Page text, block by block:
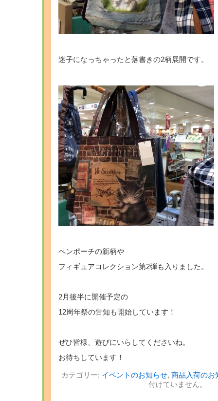
迷子になっちゃったと落書きの2柄展開です。
ペンポーチの新柄や
フィギュアコレクション第2弾も入りました。
2月後半に開催予定の
12周年祭の告知も開始しています！
ぜひ皆様、遊びにいらしてくださいね。
お待ちしています！
カテゴリー: イベントのお知らせ, 商品入荷のお
付けていません。